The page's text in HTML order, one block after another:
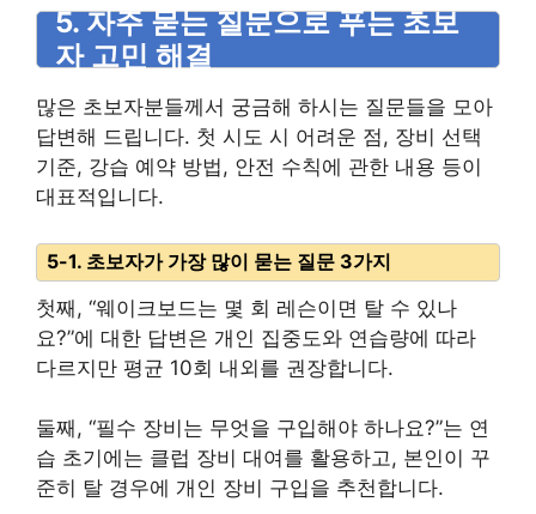
5. 자주 묻는 질문으로 푸는 초보
자 고민 해결
많은 초보자분들께서 궁금해 하시는 질문들을 모아
답변해 드립니다. 첫 시도 시 어려운 점, 장비 선택
기준, 강습 예약 방법, 안전 수칙에 관한 내용 등이
대표적입니다.
5-1. 초보자가 가장 많이 묻는 질문 3가지
첫째, “웨이크보드는 몇 회 레슨이면 탈 수 있나
요?”에 대한 답변은 개인 집중도와 연습량에 따라
다르지만 평균 10회 내외를 권장합니다.
둘째, “필수 장비는 무엇을 구입해야 하나요?”는 연
습 초기에는 클럽 장비 대여를 활용하고, 본인이 꾸
준히 탈 경우에 개인 장비 구입을 추천합니다.